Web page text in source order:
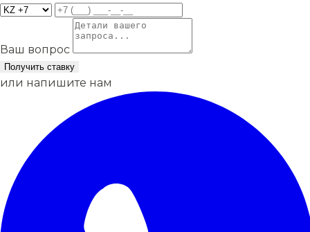
Ваш вопрос
Получить ставку
или напишите нам